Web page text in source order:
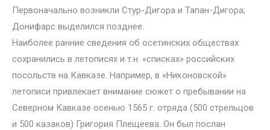
Первоначально возникли Стур-Дигора и Тапан-Дигора;
Донифарс выделился позднее.
Наиболее ранние сведения об осетинских обществах
сохранились в летописях и т.н. «списках» российских
посольств на Кавказе. Например, в «Никоновской»
летописи привлекает внимание сюжет о пребывании на
Северном Кавказе осенью 1565 г. отряда (500 стрельцов
и 500 казаков) Григория Плещеева. Он был послан